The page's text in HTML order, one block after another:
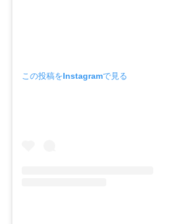
この投稿をInstagramで見る